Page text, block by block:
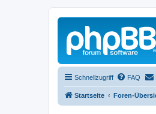
Schnellzugriff FAQ
Startseite Foren-